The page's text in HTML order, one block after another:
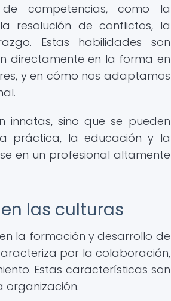
competencias, como la
resolución de conflictos, la
Estas habilidades son
directamente en la forma en
y en cómo nos adaptamos
innatas, sino que se pueden
práctica, la educación y la
en un profesional altamente
las culturas
la formación y desarrollo de
por la colaboración,
Estas características son
organización.